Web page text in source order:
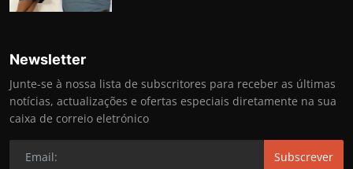
Newsletter
Junte-se à nossa lista de subscritores para receber as últimas
notícias, actualizações e ofertas especiais diretamente na sua
caixa de correio eletrónico
Subscrever